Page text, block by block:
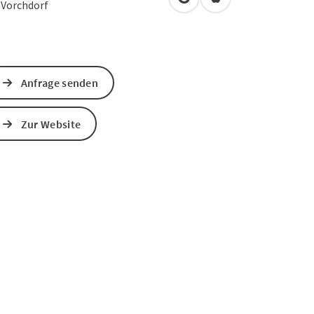
Vorchdorf in Google Maps öffnen
in Apple Maps
Anfrage senden
Zur Website